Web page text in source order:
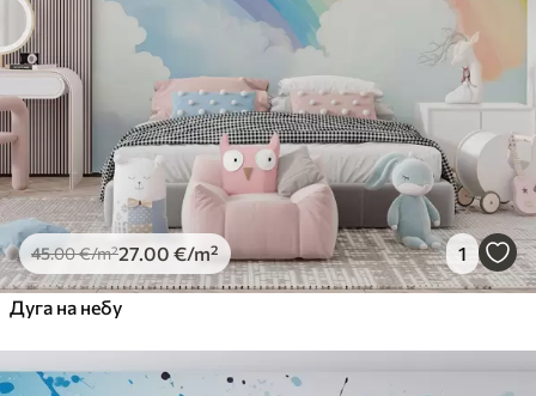
45.00€/m²27 .00 €/m² 1
Дуга на небу